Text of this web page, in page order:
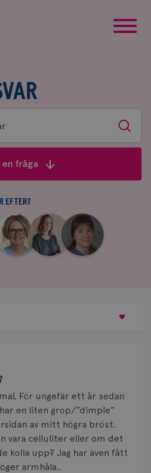
Sök
en fråga
EFTER?
|
Maria
Edegran
|
Yvette
Andersson
För ungefär ett år sedan
en liten grop/”dimple”
av mitt högra bröst.
vara celluliter eller om det
kolla upp? Jag har även fått
armhåla..